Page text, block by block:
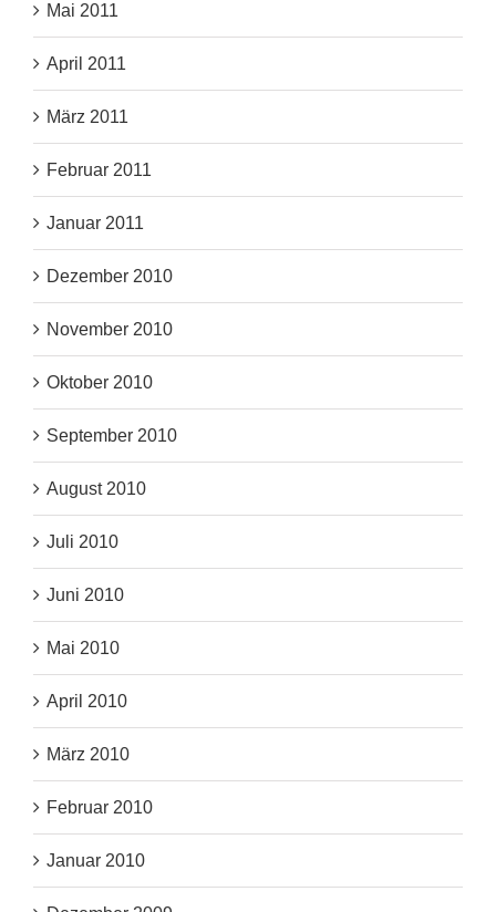
Mai 2011
April 2011
März 2011
Februar 2011
Januar 2011
Dezember 2010
November 2010
Oktober 2010
September 2010
August 2010
Juli 2010
Juni 2010
Mai 2010
April 2010
März 2010
Februar 2010
Januar 2010